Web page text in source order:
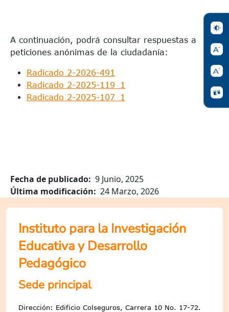
A continuación, podrá consultar respuestas a
peticiones anónimas de la ciudadanía:
Radicado 2-2026-491
Radicado 2-2025-119_1
Radicado 2-2025-107_1
Fecha de publicado 9 Junio, 2025
Última modificación
24 Marzo, 2026
Instituto para la Investigación
Educativa y Desarrollo
Pedagógico
Sede principal
Dirección: Edificio Colseguros, Carrera 10 No. 17-72.